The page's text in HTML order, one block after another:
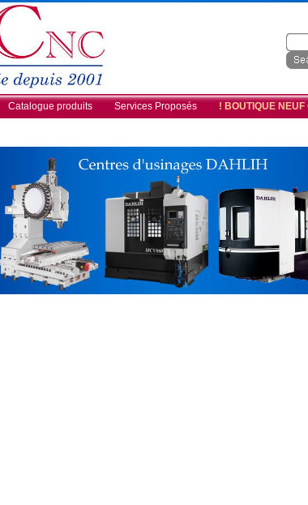
Catalogue produits Services Proposés ! BOUTIQUE NEUF